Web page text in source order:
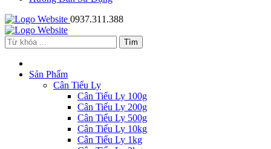
0937.311.388
Sản Phẩm
Cân Tiểu Ly
Cân Tiểu Ly 100g
Cân Tiểu Ly 200g
Cân Tiểu Ly 500g
Cân Tiểu Ly 10kg
Cân Tiểu Ly 1kg